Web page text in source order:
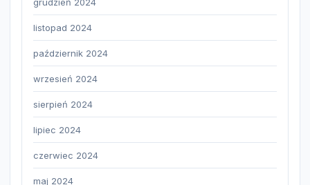
listopad 2024
październik 2024
wrzesień 2024
sierpień 2024
lipiec 2024
czerwiec 2024
maj 2024